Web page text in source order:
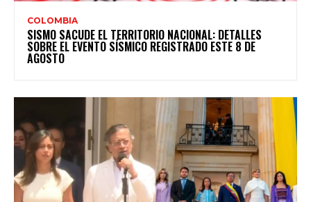
COLOMBIA
SISMO SACUDE EL TERRITORIO NACIONAL: DETALLES
SOBRE EL EVENTO SÍSMICO REGISTRADO ESTE 8 DE
AGOSTO